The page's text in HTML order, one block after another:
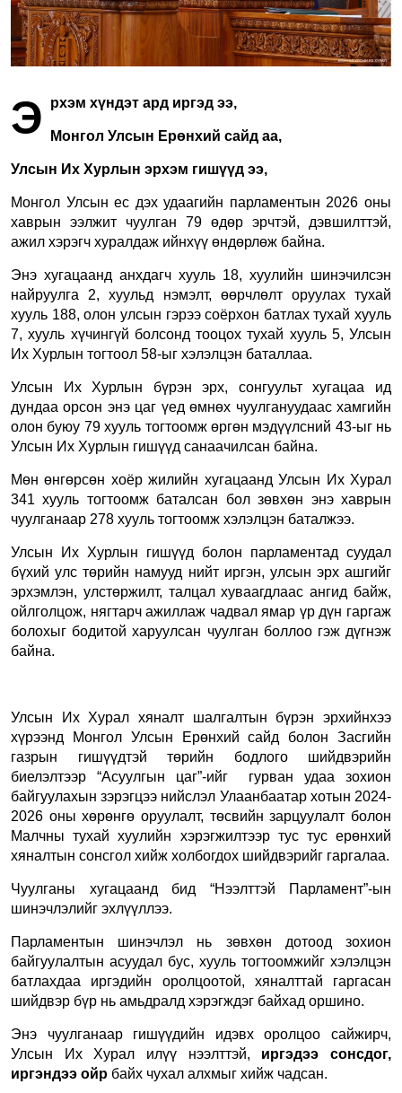
Э рхэм хүндэт ард иргэд ээ,
Монгол Улсын Ерөнхий сайд аа,
Улсын Их Хурлын эрхэм гишүүд ээ,
Монгол Улсын ес дэх удаагийн парламентын 2026 оны
хаврын ээлжит чуулган 79 өдөр эрчтэй, дэвшилттэй,
ажил хэрэгч хуралдаж ийнхүү өндөрлөж байна.
Энэ хугацаанд анхдагч хууль 18, хуулийн шинэчилсэн
найруулга 2, хуульд нэмэлт, өөрчлөлт оруулах тухай
хууль 188, олон улсын гэрээ соёрхон батлах тухай хууль
7, хууль хүчингүй болсонд тооцох тухай хууль 5, Улсын
Их Хурлын тогтоол 58-ыг хэлэлцэн баталлаа.
Улсын Их Хурлын бүрэн эрх, сонгуульт хугацаа ид
дундаа орсон энэ цаг үед өмнөх чуулгануудаас хамгийн
олон буюу 79 хууль тогтоомж өргөн мэдүүлсний 43-ыг нь
Улсын Их Хурлын гишүүд санаачилсан байна.
Мөн өнгөрсөн хоёр жилийн хугацаанд Улсын Их Хурал
341 хууль тогтоомж баталсан бол зөвхөн энэ хаврын
чуулганаар 278 хууль тогтоомж хэлэлцэн баталжээ.
Улсын Их Хурлын гишүүд болон парламентад суудал
бүхий улс төрийн намууд нийт иргэн, улсын эрх ашгийг
эрхэмлэн, улстөржилт, талцал хуваагдлаас ангид байж,
ойлголцож, нягтарч ажиллаж чадвал ямар үр дүн гаргаж
болохыг бодитой харуулсан чуулган боллоо гэж дүгнэж
байна.
Улсын Их Хурал хяналт шалгалтын бүрэн эрхийнхээ
хүрээнд Монгол Улсын Ерөнхий сайд болон Засгийн
газрын гишүүдтэй төрийн бодлого шийдвэрийн
биелэлтээр “Асуулгын цаг”-ийг гурван удаа зохион
байгуулахын зэрэгцээ нийслэл Улаанбаатар хотын 2024-
2026 оны хөрөнгө оруулалт, төсвийн зарцуулалт болон
Малчны тухай хуулийн хэрэгжилтээр тус тус ерөнхий
хяналтын сонсгол хийж холбогдох шийдвэрийг гаргалаа.
Чуулганы хугацаанд бид “Нээлттэй Парламент”-ын
шинэчлэлийг эхлүүллээ.
Парламентын шинэчлэл нь зөвхөн дотоод зохион
байгуулалтын асуудал бус, хууль тогтоомжийг хэлэлцэн
батлахдаа иргэдийн оролцоотой, хяналттай гаргасан
шийдвэр бүр нь амьдралд хэрэгждэг байхад оршино.
Энэ чуулганаар гишүүдийн идэвх оролцоо сайжирч,
Улсын Их Хурал илүү нээлттэй, иргэдээ сонсдог,
иргэндээ ойр байх чухал алхмыг хийж чадсан.